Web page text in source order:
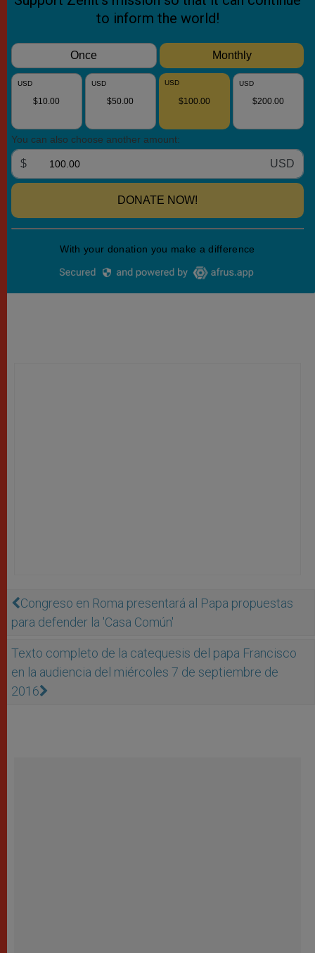
Congreso en Roma presentará al Papa propuestas
para defender la 'Casa Común'
Texto completo de la catequesis del papa Francisco
en la audiencia del miércoles 7 de septiembre de
2016